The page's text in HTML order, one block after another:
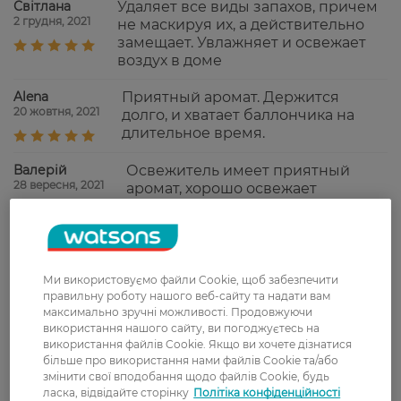
Світлана
2 грудня, 2021
Удаляет все виды запахов, причем
не маскируя их, а действительно
замещает. Увлажняет и освежает
воздух в доме
Alena
20 жовтня, 2021
Приятный аромат. Держится
долго, и хватает баллончика на
длительное время.
Валерій
28 вересня, 2021
Освежитель имеет приятный
аромат, хорошо освежает
Рекомендую!
10 серпня, 2021
аромат приятный, свежий, не
навязчивый.
Показати ще
Ми використовуємо файли Cookie, щоб забезпечити
правильну роботу нашого веб-сайту та надати вам
максимально зручні можливості. Продовжуючи
використання нашого сайту, ви погоджуєтесь на
використання файлів Cookie. Якщо ви хочете дізнатися
більше про використання нами файлів Cookie та/або
змінити свої вподобання щодо файлів Cookie, будь
ласка, відвідайте сторінку Політіка конфіденційності